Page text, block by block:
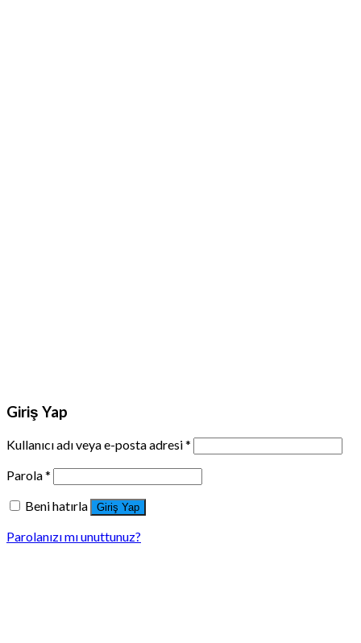
Giriş Yap
Kullanıcı adı veya e-posta adresi*
Parola*
Beni hatırla
Giriş Yap
Parolanızı mı unuttunuz?